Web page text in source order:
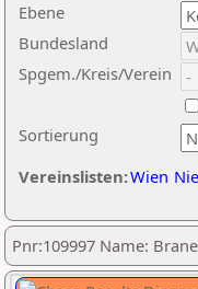
Ebene
Sortierung
Bundesland
Spgem./Kreis/Verein
Vereinslisten:Wien
Pnr:109997 Name: